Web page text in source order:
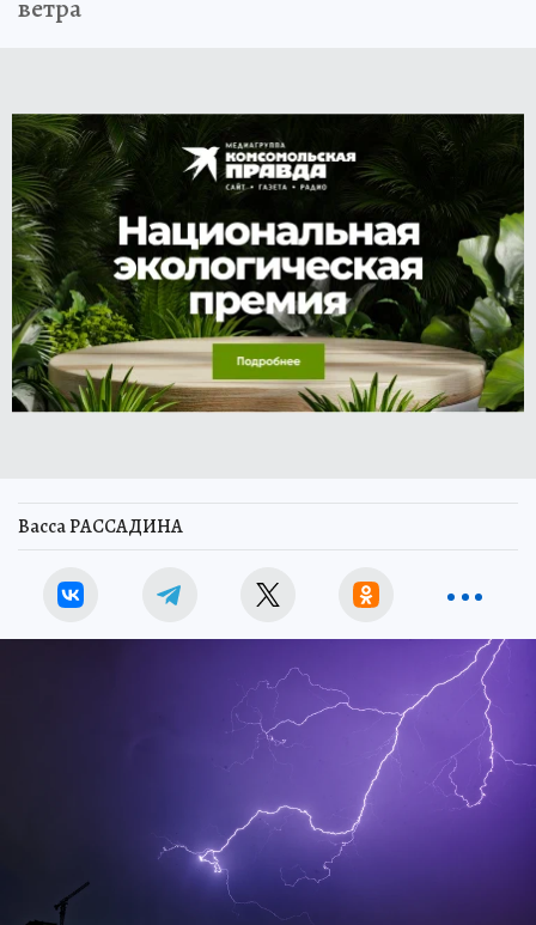
ветра
Васса РАССАДИНА